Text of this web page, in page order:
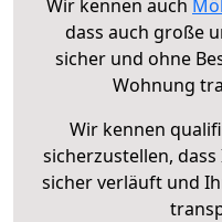
Wir kennen auch
dass auch große
sicher und ohne
Wohnung
Wir kennen
sicherzustellen,
sicher verläuft und